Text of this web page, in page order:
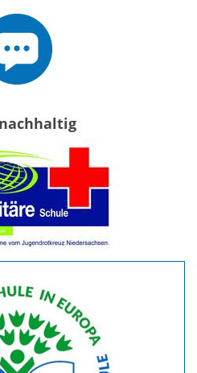
nachhaltig